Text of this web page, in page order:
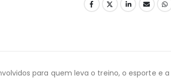
para quem leva o treino, o esporte